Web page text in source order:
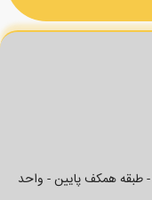
- طبقه همکف پایین - واحد